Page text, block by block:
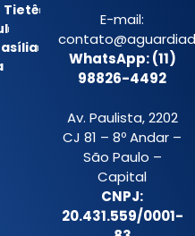
Tietê
E-mail:
WhatsApp: (11)
98826-4492
Av. Paulista, 2202
CJ 81 – 8º Andar –
São Paulo –
Capital
CNPJ:
20.431.559/0001-